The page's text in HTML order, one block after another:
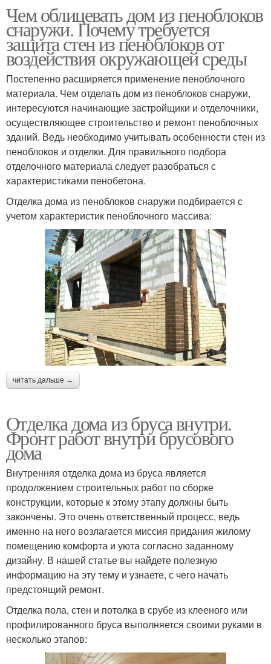
Чем облицевать дом из пеноблоков
снаружи. Почему требуется
защита стен из пеноблоков от
воздействия окружающей среды
Постепенно расширяется применение пеноблочного
материала. Чем отделать дом из пеноблоков снаружи,
интересуются начинающие застройщики и отделочники,
осуществляющее строительство и ремонт пеноблочных
зданий. Ведь необходимо учитывать особенности стен из
пеноблоков и отделки. Для правильного подбора
отделочного материала следует разобраться с
характеристиками пенобетона.
Отделка дома из пеноблоков снаружи подбирается с
учетом характеристик пеноблочного массива:
читать дальше →
Отделка дома из бруса внутри.
Фронт работ внутри брусового
дома
Внутренняя отделка дома из бруса является
продолжением строительных работ по сборке
конструкции, которые к этому этапу должны быть
закончены. Это очень ответственный процесс, ведь
именно на него возлагается миссия придания жилому
помещению комфорта и уюта согласно заданному
дизайну. В нашей статье вы найдете полезную
информацию на эту тему и узнаете, с чего начать
предстоящий ремонт.
Отделка пола, стен и потолка в срубе из клееного или
профилированного бруса выполняется своими руками в
несколько этапов: